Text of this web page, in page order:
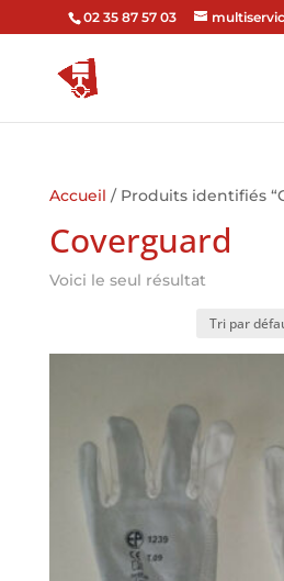
02 35 87 57 03
Accueil / Produits identifiés
Coverguard
Voici le seul résultat